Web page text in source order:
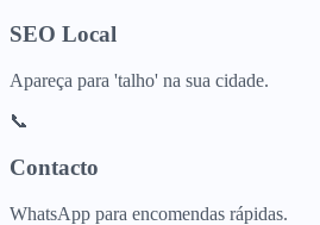
SEO Local
Apareça para 'talho' na sua cidade.
📞
Contacto
WhatsApp para encomendas rápidas.